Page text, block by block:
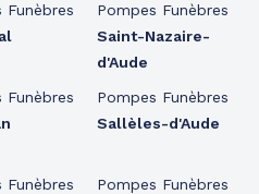
Funèbres
Funèbres
Funèbres
Pompes Funèbres
Saint-Nazaire-
d'Aude
Pompes Funèbres
Sallèles-d'Aude
Pompes Funèbres